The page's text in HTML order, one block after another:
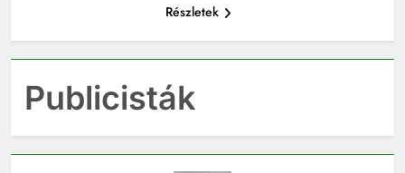
Részletek
Publicisták